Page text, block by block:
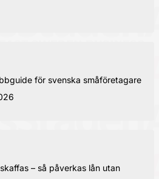
för svenska småföretagare
– så påverkas lån utan